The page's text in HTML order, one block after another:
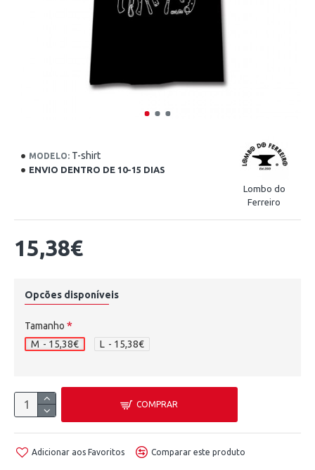
MODELO: T-shirt
ENVIO DENTRO DE 10-15 DIAS
Lombo do
Ferreiro
15,38€
Opcões disponíveis
Tamanho
M - 15,38€ L - 15,38€
COMPRAR
Adicionar aos Favoritos Comparar este produto